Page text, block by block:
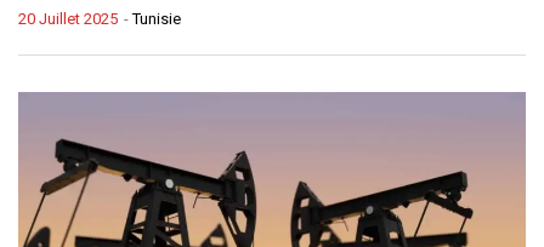
-Tunisie
20 Juillet 2025